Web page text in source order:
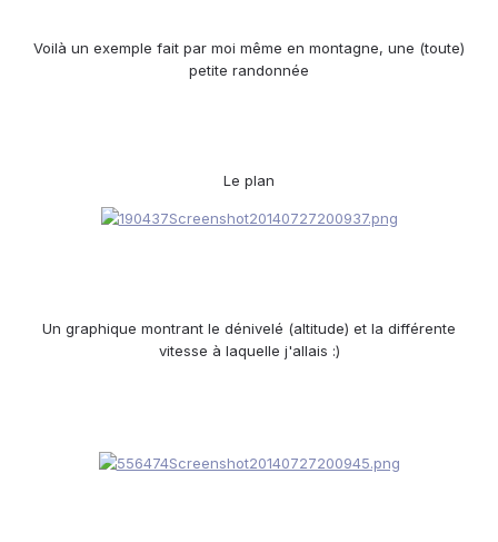
Voilà un exemple fait par moi même en montagne, une (toute)
petite randonnée
Le plan
Un graphique montrant le dénivelé (altitude) et la différente
vitesse à laquelle j'allais :)